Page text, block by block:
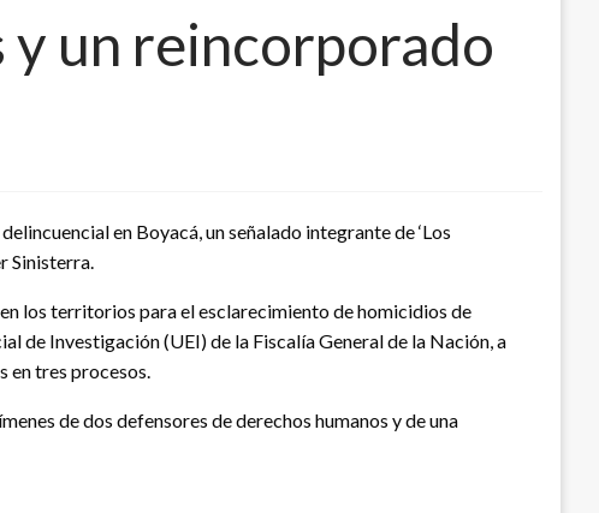
y un reincorporado
en Boyacá, un señalado integrante de ‘Los
Sinisterra.
los territorios para el esclarecimiento de homicidios de
de Investigación (UEI) de la Fiscalía General de la Nación, a
en tres procesos.
de dos defensores de derechos humanos y de una